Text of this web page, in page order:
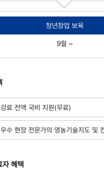
청년창업 보육
9월 ~
료 전액 국비 지원(무료)
수 현장 전문가의 영농기술지도 및
자 혜택